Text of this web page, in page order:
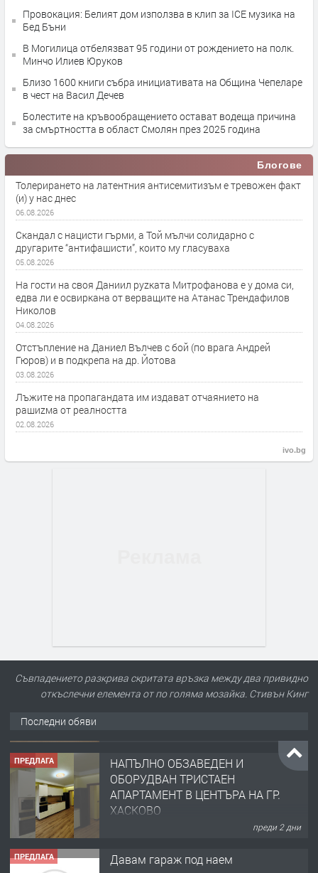
Провокация: Белият дом използва в клип за ICE музика на
Бед Бъни
В Могилица отбелязват 95 години от рождението на полк.
Минчо Илиев Юруков
Близо 1600 книги събра инициативата на Община Чепеларе
в чест на Васил Дечев
Болестите на кръвообращението остават водеща причина
за смъртността в област Смолян през 2025 година
Блогове
Толерирането на латентния антисемитизъм е тревожен факт
(и) у нас днес
06.08.2026
Скандал с нацисти гърми, а Той мълчи солидарно с
другарите “антифашисти”, които му гласуваха
05.08.2026
На гости на своя Даниил руzката Митрофанова е у дома си,
едва ли е освиркана от верващите на Атанас Трендафилов
Николов
04.08.2026
Отстъпление на Даниел Вълчев с бой (по врага Андрей
Гюров) и в подкрепа на др. Йотова
03.08.2026
Лъжите на пропагандата им издават отчаянието на
рашиzма от реалността
02.08.2026
ivo.bg
Съвпадението разкрива скритата връзка между два привидно
откъслечни елемента от по голяма мозайка. Стивън Кинг
Последни обяви
ОБОРУДВАН ТРИСТАЕН
АПАРТАМЕНТ В ЦЕНТЪРА НА ГР.
ХАСКОВО